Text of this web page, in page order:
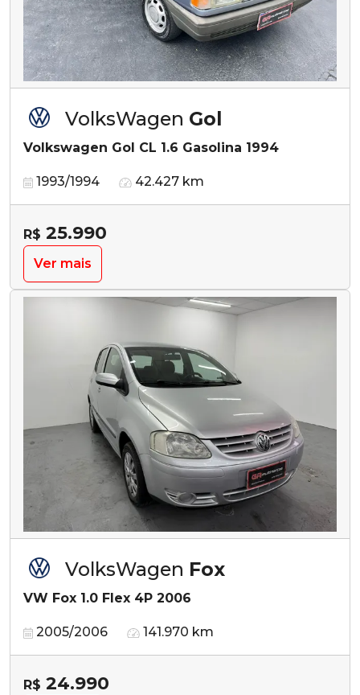
VolksWagen Gol
Volkswagen Gol CL 1.6 Gasolina 1994
1993/1994 42.427 km
R$ 25.990
Ver mais
VolksWagen Fox
VW Fox 1.0 Flex 4P 2006
2005/2006 141.970 km
R$ 24.990